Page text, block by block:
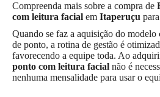
Compreenda mais sobre a compra de
com leitura facial em Itaperuçu
Quando se faz a aquisição do
de ponto, a rotina de gestão é
favorecendo a equipe toda. Ao
ponto com leitura facial não é
nenhuma mensalidade para usar o